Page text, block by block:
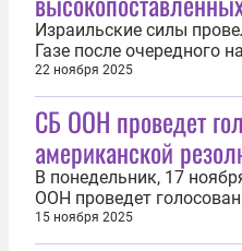
информации
Вашингтон...
Израильские силы
Газе после очередного
ЦАХАЛ ликвидировал
высокопоставленных
ноября премьер-
Нетаньяху в X. Израиль,
выполнил все условия
как...
22 ноября 2025
СБ ООН проведет
американской
В понедельник, 17
ООН проведет
США, поддерживающему
американского лидера
15 ноября 2025